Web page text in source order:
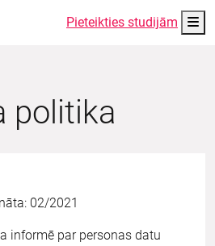
Pieteikties studijām
politika
02/2021
informē par personas datu